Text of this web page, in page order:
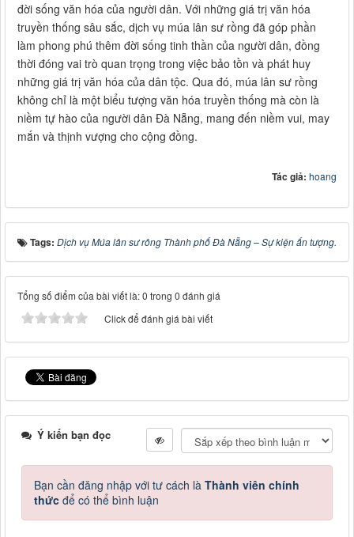
đời sống văn hóa của người dân. Với những giá trị văn hóa
truyền thống sâu sắc, dịch vụ múa lân sư rồng đã góp phần
làm phong phú thêm đời sống tinh thần của người dân, đồng
thời đóng vai trò quan trọng trong việc bảo tồn và phát huy
những giá trị văn hóa của dân tộc. Qua đó, múa lân sư rồng
không chỉ là một biểu tượng văn hóa truyền thống mà còn là
niềm tự hào của người dân Đà Nẵng, mang đến niềm vui, may
mắn và thịnh vượng cho cộng đồng.
Tác giả: hoang
Tags: Dịch vụ Múa lân sư rông Thành phố Đà Nẵng – Sự kiện ấn tượng.
Tổng số điểm của bài viết là: 0 trong 0 đánh giá
Click để đánh giá bài viết
Ý kiến bạn đọc
Bạn cần đăng nhập với tư cách là Thành viên chính
thức để có thể bình luận